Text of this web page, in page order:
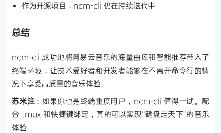
作为开源项目，ncm-cli 仍在持续迭代中
总结
ncm-cli 成功地将网易云音乐的海量曲库和智能推荐带入了
终端环境，让技术爱好者和开发者能够在不离开命令行的情
况下享受高质量的音乐体验。
苏米注 ：如果你也是终端重度用户，ncm-cli 值得一试。配
合 tmux 和快捷键绑定，真的可以实现"键盘走天下"的音乐
体验。